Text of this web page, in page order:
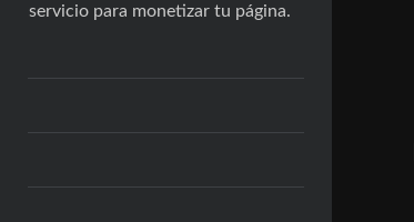
servicio para monetizar tu página.